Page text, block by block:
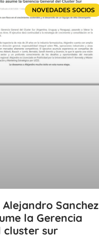
NOVEDADES SOCIOS
Sanchez
la Gerencia
cluster sur